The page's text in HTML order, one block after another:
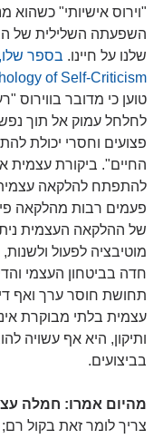
"וירוס אישיותי"
השפעתה השלילית של
שלנו על חיינו.
of Self-Criticism
טוען כי מדובר בווירוס
לחלחל עמוק אל תוך
פצועים וחסרי יכולת
החיים". ביקורת עצמית
להתפתח להלקאה
פעמים רבות מהלקאה
של ההלקאה העצמית
מוטיבציה לפעול
חדה בביטחון העצמי
תחושת חוסר ערך ואף
עצמית בלתי מבוקרת
ותיקון, היא אף עשויה
בביצועים.
מהיום אמרו: חמלה
צריך לומר זאת בקול